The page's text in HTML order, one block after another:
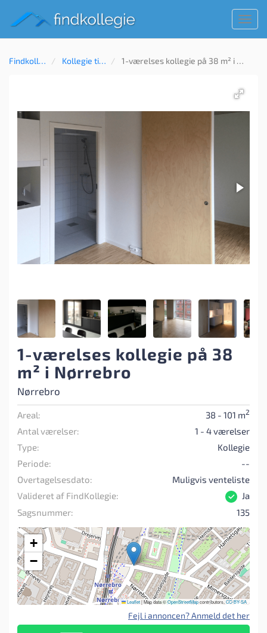
Findkollegie Kollegie til leje 1-værelses kollegie på 38 m² i Nørrebro
1-værelses kollegie på 38
m² i Nørrebro
Nørrebro
Areal: 38 - 101 m2
Antal værelser:
1 - 4 værelser
Type:
Kollegie
Periode:
--
Overtagelsesdato:
Muligvis venteliste
Valideret af FindKollegie:
Ja
Sagsnummer:
135
+
−
Leaflet|Map data ©OpenStreetMapcontributors,CC-BY-SA
Fejl i annoncen? Anmeld det her